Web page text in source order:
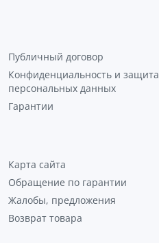
Публичный договор
Конфиденциальность и защита
персональных данных
Гарантии
Карта сайта
Обращение по гарантии
Жалобы, предложения
Возврат товара